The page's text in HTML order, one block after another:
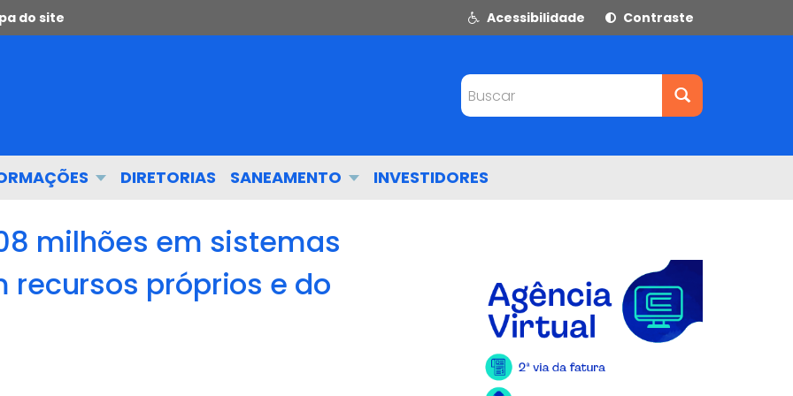
do site Acessibilidade Contraste
Buscar
DIRETORIAS SANEAMENTO INVESTIDORES
milhões em sistemas
recursos próprios e do